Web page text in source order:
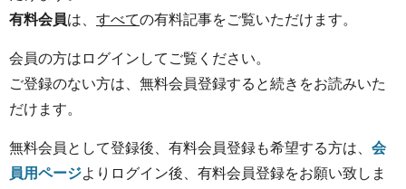
有料会員は、 すべての有料記事をご覧いただけます。
会員の方はログインしてご覧ください。
ご登録のない方は、無料会員登録すると続きをお読みいた
だけます。
無料会員として登録後、有料会員登録も希望する方は、 会
員用ページよりログイン後、有料会員登録をお願い致しま